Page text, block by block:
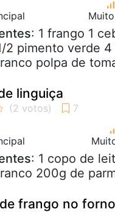
: 1 frango 1
2 pimento verde
polpa de
linguiça
: 1 copo de
200g de
frango no